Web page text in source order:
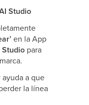
Studio
en la App
Studio para
a que
la línea